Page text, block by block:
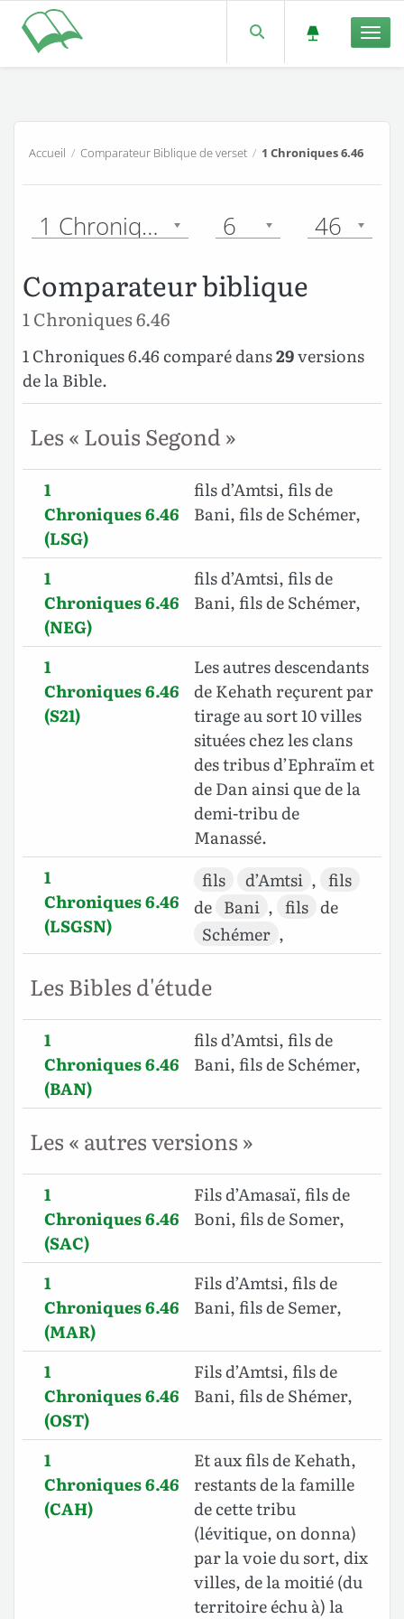
Accueil / Comparateur Biblique de verset/ 1 Chroniques 6.46
1 Chroniques 6 46
Comparateur biblique
1 Chroniques 6.46
1 Chroniques 6.46 comparé dans29versions
de la Bible.
Les « Louis Segond »
1
Chroniques 6.46
(LSG)
fils d’Amtsi, fils de
Bani, fils de Schémer,
1
Chroniques 6.46
(NEG)
fils d’Amtsi, fils de
Bani, fils de Schémer,
1
Chroniques 6.46
(S21)
Les autres descendants
de Kehath reçurent par
tirage au sort 10 villes
situées chez les clans
des tribus d’Ephraïm et
de Dan ainsi que de la
demi-tribu de
Manassé.
1
Chroniques 6.46
(LSGSN)
fils d’Amtsi , fils
de Bani , fils de
Schémer ,
Les Bibles d'étude
1
Chroniques 6.46
(BAN)
fils d’Amtsi, fils de
Bani, fils de Schémer,
Les « autres versions »
1
Chroniques 6.46
(SAC)
Fils d’Amasaï, fils de
Boni, fils de Somer,
1
Chroniques 6.46
(MAR)
Fils d’Amtsi, fils de
Bani, fils de Semer,
1
Chroniques 6.46
(OST)
Fils d’Amtsi, fils de
Bani, fils de Shémer,
1
Chroniques 6.46
(CAH)
Et aux fils de Kehath,
restants de la famille
de cette tribu
(lévitique, on donna)
par la voie du sort, dix
villes, de la moitié (du
territoire échu à) la